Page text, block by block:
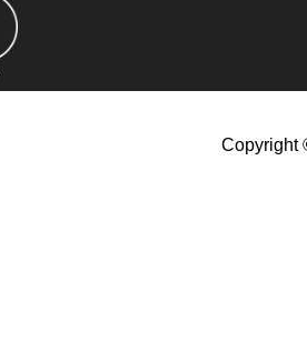
Copyright